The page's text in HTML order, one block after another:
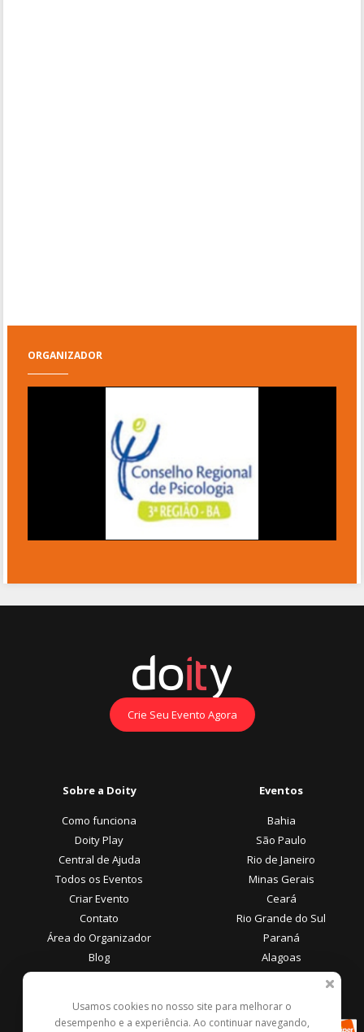
ORGANIZADOR
Crie Seu Evento Agora
Sobre a Doity
Como funciona
Doity Play
Central de Ajuda
Todos os Eventos
Criar Evento
Contato
Área do Organizador
Blog
Eventos
Bahia
São Paulo
Rio de Janeiro
Minas Gerais
Ceará
Rio Grande do Sul
Paraná
Alagoas
Área do Participante Formas de Pagamento
Usamos cookies no nosso site para melhorar o
desempenho e a experiência. Ao continuar navegando,